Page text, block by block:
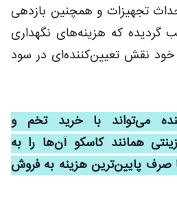
تجهیزات و همچنین بازدهی
که هزینه‌های نگهداری
خود نقش تعیین‌کننده‌ای در سود
می‌تواند با خرید تخم و
همانند کاسکو آن‌ها را به
میلیون با صرف پایین‌ترین هزینه به فروش